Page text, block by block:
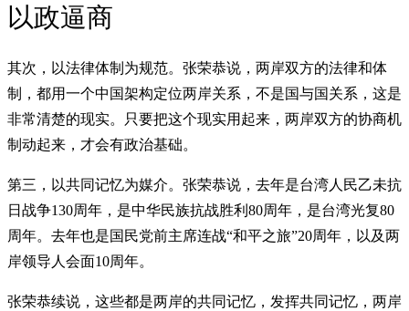
以政逼商
其次，以法律体制为规范。张荣恭说，两岸双方的法律和体
制，都用一个中国架构定位两岸关系，不是国与国关系，这是
非常清楚的现实。只要把这个现实用起来，两岸双方的协商机
制动起来，才会有政治基础。
第三，以共同记忆为媒介。张荣恭说，去年是台湾人民乙未抗
日战争130周年，是中华民族抗战胜利80周年，是台湾光复80
周年。去年也是国民党前主席连战“和平之旅”20周年，以及两
岸领导人会面10周年。
张荣恭续说，这些都是两岸的共同记忆，发挥共同记忆，两岸